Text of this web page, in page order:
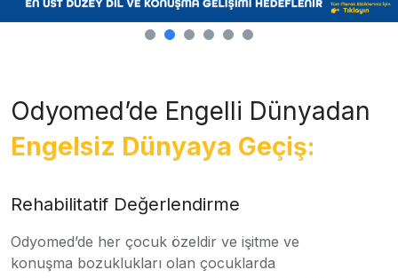
Odyomed’de Engelli Dünyadan
Engelsiz Dünyaya Geçiş:
Rehabilitatif Değerlendirme
Odyomed’de her çocuk özeldir ve işitme ve
konuşma bozuklukları olan çocuklarda